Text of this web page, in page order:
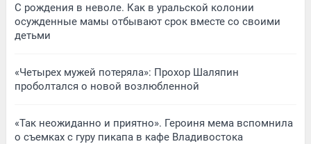
С рождения в неволе. Как в уральской колонии
осужденные мамы отбывают срок вместе со своими
детьми
«Четырех мужей потеряла»: Прохор Шаляпин
проболтался о новой возлюбленной
«Так неожиданно и приятно». Героиня мема вспомнила
о съемках с гуру пикапа в кафе Владивостока